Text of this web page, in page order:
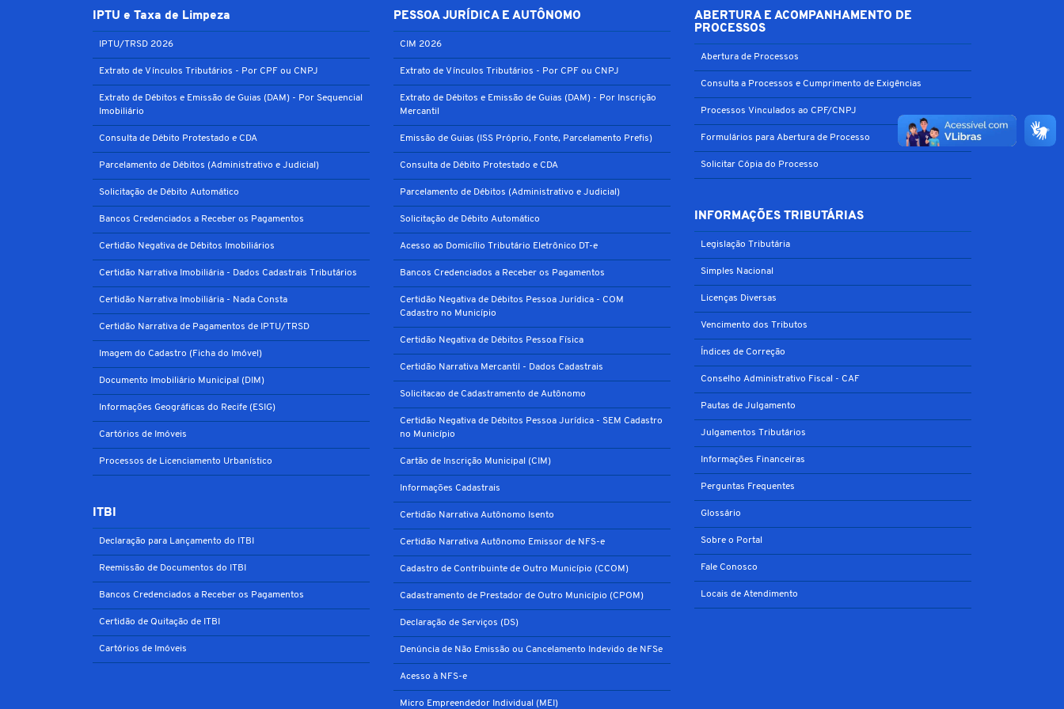
IPTU e Taxa de Limpeza
IPTU/TRSD 2026
Extrato de Vínculos Tributários - Por CPF ou CNPJ
Extrato de Débitos e Emissão de Guias (DAM) - Por Sequencial
Imobiliário
Consulta de Débito Protestado e CDA
Parcelamento de Débitos (Administrativo e Judicial)
Solicitação de Débito Automático
Bancos Credenciados a Receber os Pagamentos
Certidão Negativa de Débitos Imobiliários
Certidão Narrativa Imobiliária - Dados Cadastrais Tributários
Certidão Narrativa Imobiliária - Nada Consta
Certidão Narrativa de Pagamentos de IPTU/TRSD
Imagem do Cadastro (Ficha do Imóvel)
Documento Imobiliário Municipal (DIM)
Informações Geográficas do Recife (ESIG)
Cartórios de Imóveis
Processos de Licenciamento Urbanístico
ITBI
Declaração para Lançamento do ITBI
Reemissão de Documentos do ITBI
Bancos Credenciados a Receber os Pagamentos
Certidão de Quitação de ITBI
Cartórios de Imóveis
PESSOA JURÍDICA E AUTÔNOMO
CIM 2026
Extrato de Vínculos Tributários - Por CPF ou CNPJ
Extrato de Débitos e Emissão de Guias (DAM) - Por Inscrição
Mercantil
Emissão de Guias (ISS Próprio, Fonte, Parcelamento Prefis)
Consulta de Débito Protestado e CDA
Parcelamento de Débitos (Administrativo e Judicial)
Solicitação de Débito Automático
Acesso ao Domicílio Tributário Eletrônico DT-e
Bancos Credenciados a Receber os Pagamentos
Certidão Negativa de Débitos Pessoa Jurídica - COM
Cadastro no Município
Certidão Negativa de Débitos Pessoa Física
Certidão Narrativa Mercantil - Dados Cadastrais
Solicitacao de Cadastramento de Autônomo
Certidão Negativa de Débitos Pessoa Jurídica - SEM Cadastro
no Município
Cartão de Inscrição Municipal (CIM)
Informações Cadastrais
Certidão Narrativa Autônomo Isento
Certidão Narrativa Autônomo Emissor de NFS-e
Cadastro de Contribuinte de Outro Município (CCOM)
Cadastramento de Prestador de Outro Município (CPOM)
Declaração de Serviços (DS)
Denúncia de Não Emissão ou Cancelamento Indevido de NFSe
Acesso à NFS-e
Micro Empreendedor Individual (MEI)
ABERTURA E ACOMPANHAMENTO DE
PROCESSOS
Abertura de Processos
Consulta a Processos e Cumprimento de Exigências
Processos Vinculados ao CPF/CNPJ
Formulários para Abertura de Processo
Solicitar Cópia do Processo
INFORMAÇÕES TRIBUTÁRIAS
Legislação Tributária
Simples Nacional
Licenças Diversas
Vencimento dos Tributos
Índices de Correção
Conselho Administrativo Fiscal - CAF
Pautas de Julgamento
Julgamentos Tributários
Informações Financeiras
Perguntas Frequentes
Glossário
Sobre o Portal
Fale Conosco
Locais de Atendimento